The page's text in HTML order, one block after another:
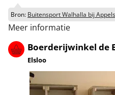
Bron: Buitensport Walhalla bij
Meer informatie
Boerderijwinkel de
Elsloo